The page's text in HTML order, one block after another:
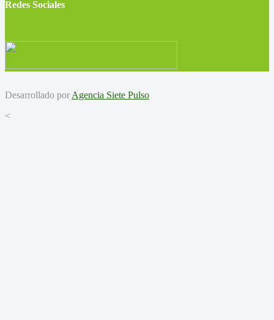
Redes Sociales
Desarrollado por Agencia Siete Pulso
<